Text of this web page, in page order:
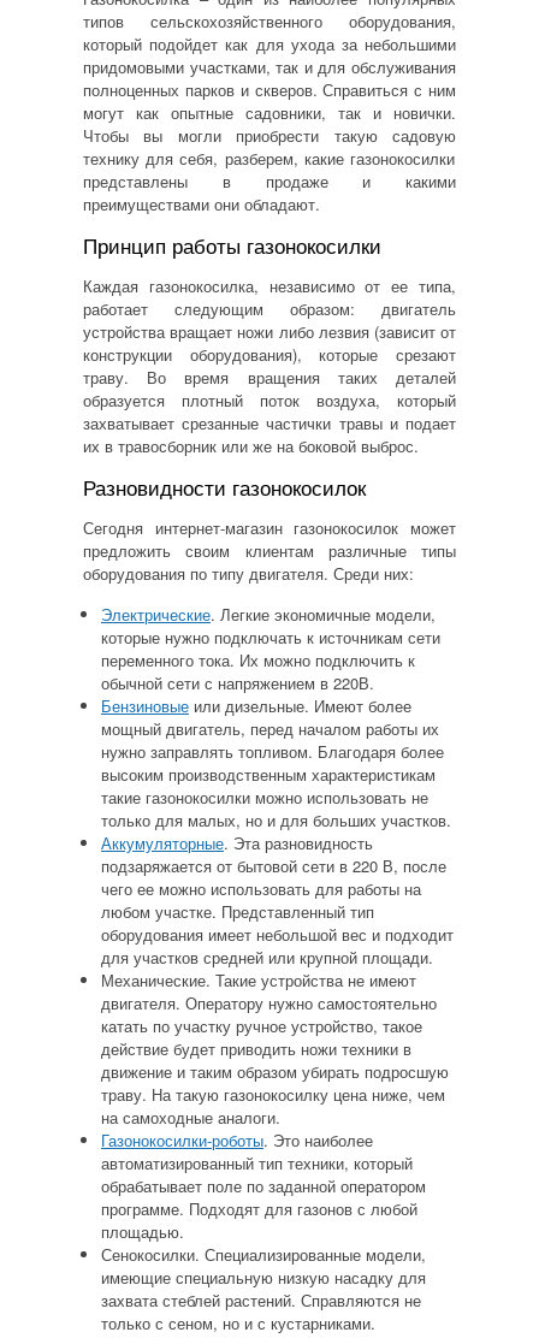
типов сельскохозяйственного оборудования,
который подойдет как для ухода за небольшими
придомовыми участками, так и для обслуживания
полноценных парков и скверов. Справиться с ним
могут как опытные садовники, так и новички.
Чтобы вы могли приобрести такую садовую
технику для себя, разберем, какие газонокосилки
представлены в продаже и какими
преимуществами они обладают.
Принцип работы газонокосилки
Каждая газонокосилка, независимо от ее типа,
работает следующим образом: двигатель
устройства вращает ножи либо лезвия (зависит от
конструкции оборудования), которые срезают
траву. Во время вращения таких деталей
образуется плотный поток воздуха, который
захватывает срезанные частички травы и подает
их в травосборник или же на боковой выброс.
Разновидности газонокосилок
Сегодня интернет-магазин газонокосилок может
предложить своим клиентам различные типы
оборудования по типу двигателя. Среди них:
Электрические. Легкие экономичные модели,
которые нужно подключать к источникам сети
переменного тока. Их можно подключить к
обычной сети с напряжением в 220В.
Бензиновые или дизельные. Имеют более
мощный двигатель, перед началом работы их
нужно заправлять топливом. Благодаря более
высоким производственным характеристикам
такие газонокосилки можно использовать не
только для малых, но и для больших участков.
Аккумуляторные. Эта разновидность
подзаряжается от бытовой сети в 220 В, после
чего ее можно использовать для работы на
любом участке. Представленный тип
оборудования имеет небольшой вес и подходит
для участков средней или крупной площади.
Механические. Такие устройства не имеют
двигателя. Оператору нужно самостоятельно
катать по участку ручное устройство, такое
действие будет приводить ножи техники в
движение и таким образом убирать подросшую
траву. На такую газонокосилку цена ниже, чем
на самоходные аналоги.
Газонокосилки-роботы. Это наиболее
автоматизированный тип техники, который
обрабатывает поле по заданной оператором
программе. Подходят для газонов с любой
площадью.
Сенокосилки. Специализированные модели,
имеющие специальную низкую насадку для
захвата стеблей растений. Справляются не
только с сеном, но и с кустарниками.